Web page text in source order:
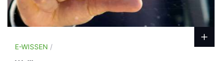
E-WISSEN /